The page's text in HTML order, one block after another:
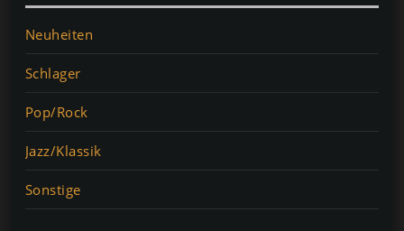
Neuheiten
Schlager
Pop/Rock
Jazz/Klassik
Sonstige